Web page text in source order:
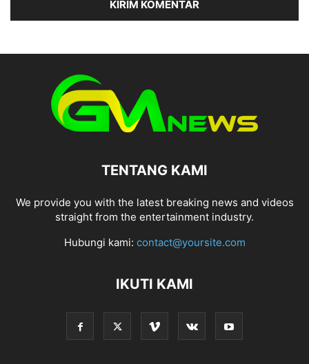
TENTANG KAMI
We provide you with the latest breaking news and videos
straight from the entertainment industry.
Hubungi kami: contact@yoursite.com
IKUTI KAMI